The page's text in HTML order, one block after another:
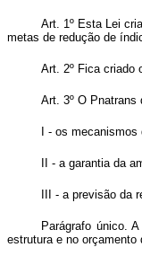
Art. 1º Esta Lei
metas de redução de
Art. 2º Fica criado
Art. 3º O Pnatrans
I - os
II - a garantia da
III - a previsão da
Parágrafo único.
estrutura e no